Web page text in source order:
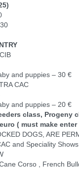
and puppies – 30 €
CAC
and puppies – 20 €
class, Progeny
( must make
DOGS, ARE
and Speciality Shows
Corso , French